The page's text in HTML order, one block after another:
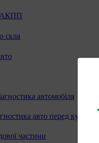
АКПП
скла
автомобіля
авто перед купівлею
частини